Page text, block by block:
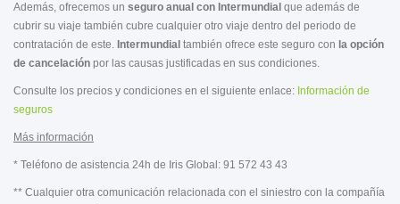
Además, ofrecemos un seguro anual con Intermundial que además de
cubrir su viaje también cubre cualquier otro viaje dentro del periodo de
contratación de este. Intermundial también ofrece este seguro con la opción
de cancelación por las causas justificadas en sus condiciones.
Consulte los precios y condiciones en el siguiente enlace: Información de
seguros
Más información
* Teléfono de asistencia 24h de Iris Global: 91 572 43 43
** Cualquier otra comunicación relacionada con el siniestro con la compañía